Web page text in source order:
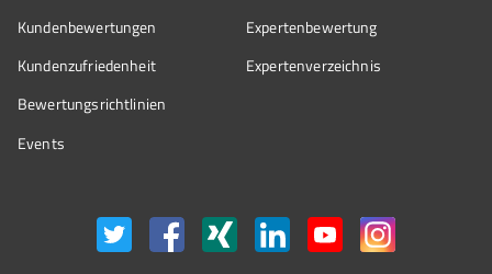
Kundenbewertungen
Kundenzufriedenheit
Bewertungs­richtlinien
Events
Expertenbewertung
Expertenverzeichnis